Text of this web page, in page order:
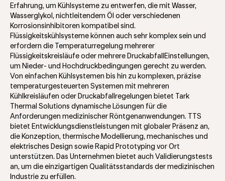
Erfahrung, um Kühlsysteme zu entwerfen, die mit Wasser,
Wasserglykol, nichtleitendem Öl oder verschiedenen
Korrosionsinhibitoren kompatibel sind.
Flüssigkeitskühlsysteme können auch sehr komplex sein und
erfordern die Temperaturregelung mehrerer
Flüssigkeitskreisläufe oder mehrere DruckabfallEinstellungen,
um Nieder- und Hochdruckbedingungen gerecht zu werden.
Von einfachen Kühlsystemen bis hin zu komplexen, präzise
temperaturgesteuerten Systemen mit mehreren
Kühlkreisläufen oder Druckabfallregelungen bietet Tark
Thermal Solutions dynamische Lösungen für die
Anforderungen medizinischer Röntgenanwendungen. TTS
bietet Entwicklungsdienstleistungen mit globaler Präsenz an,
die Konzeption, thermische Modellierung, mechanisches und
elektrisches Design sowie Rapid Prototyping vor Ort
unterstützen. Das Unternehmen bietet auch Validierungstests
an, um die einzigartigen Qualitätsstandards der medizinischen
Industrie zu erfüllen.